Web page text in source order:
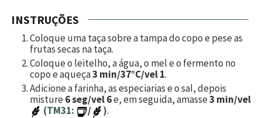
INSTRUÇÕES
Coloque uma taça sobre a tampa do copo e pese as
frutas secas na taça.
Coloque o leitelho, a água, o mel e o fermento no
copo e aqueça3 min/37°C/vel 1.
Adicione a farinha, as especiarias e o sal, depois
misture6 seg/vel 6e, em seguida, amasse3 min/vel
(TM31:
/ ).